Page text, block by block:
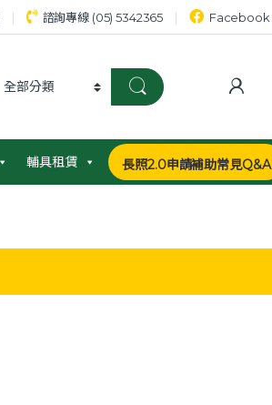
諮詢專線 (05) 5342365 Facebook
輔具租賃 長照2.0申請補助常見Q&A